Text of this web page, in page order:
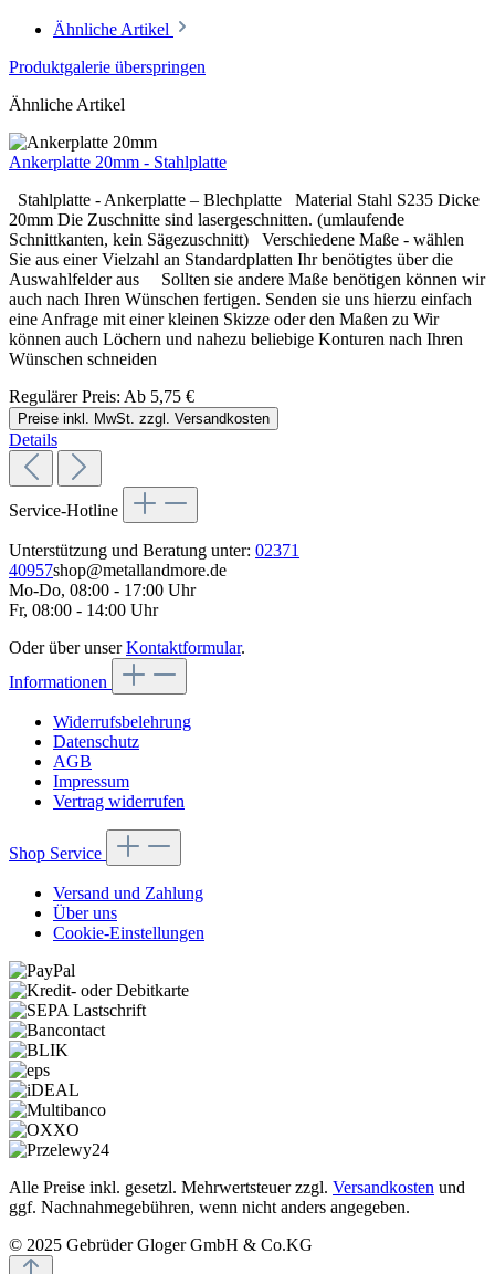
Ähnliche Artikel
Produktgalerie überspringen
Ähnliche Artikel
Ankerplatte 20mm - Stahlplatte
Stahlplatte - Ankerplatte – Blechplatte Material Stahl S235 Dicke
20mm Die Zuschnitte sind lasergeschnitten. (umlaufende
Schnittkanten, kein Sägezuschnitt) Verschiedene Maße - wählen
Sie aus einer Vielzahl an Standardplatten Ihr benötigtes über die
Auswahlfelder aus Sollten sie andere Maße benötigen können wir
auch nach Ihren Wünschen fertigen. Senden sie uns hierzu einfach
eine Anfrage mit einer kleinen Skizze oder den Maßen zu Wir
können auch Löchern und nahezu beliebige Konturen nach Ihren
Wünschen schneiden
Regulärer Preis: Ab 5,75 €
Preise inkl. MwSt. zzgl. Versandkosten
Details
Service-Hotline
Unterstützung und Beratung unter: 02371
40957shop@metallandmore.de
Mo-Do, 08:00 - 17:00 Uhr
Fr, 08:00 - 14:00 Uhr
Oder über unserKontaktformular.
Informationen
Widerrufsbelehrung
Datenschutz
AGB
Impressum
Vertrag widerrufen
Shop Service
Versand und Zahlung
Über uns
Cookie-Einstellungen
Alle Preise inkl. gesetzl. Mehrwertsteuer zzgl. Versandkosten und
ggf. Nachnahmegebühren, wenn nicht anders angegeben.
© 2025 Gebrüder Gloger GmbH & Co.KG